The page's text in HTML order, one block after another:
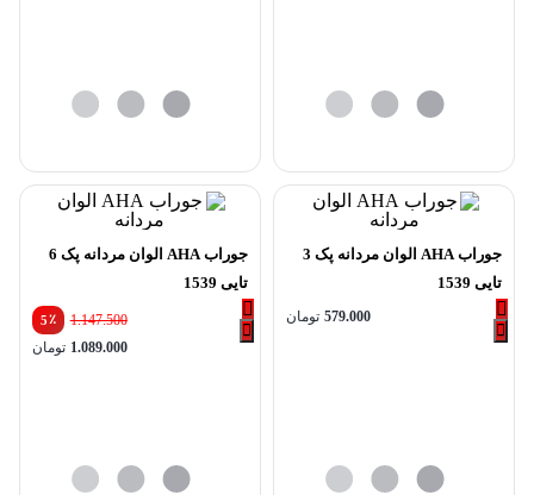
جوراب AHA الوان مردانه پک 3
تایی 1539
تومان 579.000
جوراب AHA الوان مردانه پک 6
تایی 1539
٪5 1.147.500
تومان 1.089.000